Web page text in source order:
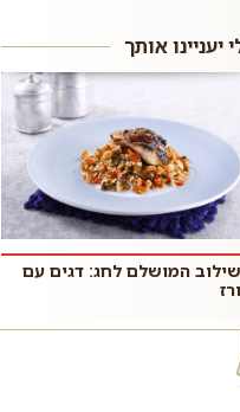
לטעמה של הכרובית. כדאי
אותך
המושלם לחג: דגים עם